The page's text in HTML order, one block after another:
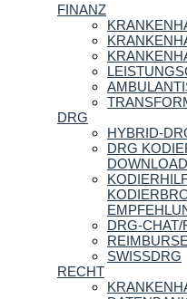
FINANZ
DRG
HYBRID-
DRG
DRG-CHAT/
SWISSDRG
RECHT